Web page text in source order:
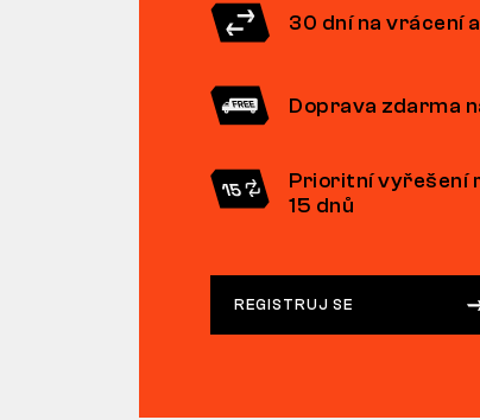
30 dní na vrácení
Doprava zdarma
Prioritní vyřešení
15 dnů
REGISTRUJ SE